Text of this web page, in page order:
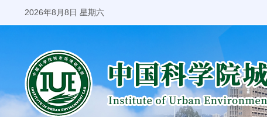
2026年8月8日 星期六